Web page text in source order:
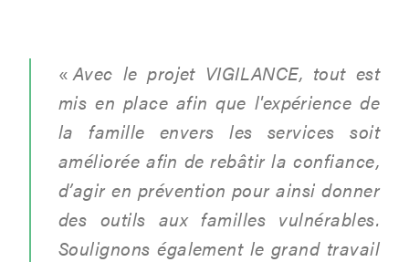
« Avec le projet VIGILANCE, tout est
mis en place afin que l'expérience de
la famille envers les services soit
améliorée afin de rebâtir la confiance,
d’agir en prévention pour ainsi donner
des outils aux familles vulnérables.
Soulignons également le grand travail